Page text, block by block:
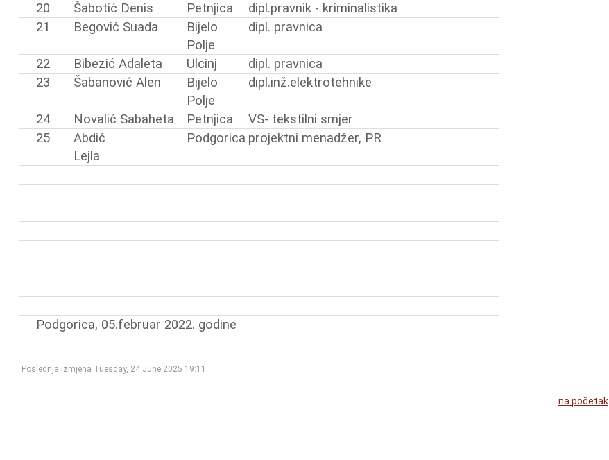
20
Šabotić Denis Petnjica
dipl.pravnik - kriminalistika
21
Begović Suada
Bijelo
Polje
dipl. pravnica
22 Bibezić Adaleta Ulcinj
dipl. pravnica
23
Šabanović Alen
Bijelo
Polje
dipl.inž.elektrotehnike
24 Novalić Sabaheta Petnjica
VS- tekstilni smjer
25
Abdić
Lejla
Podgorica projektni menadžer, PR
Podgorica, 05.februar 2022. godine
Poslednja izmjena Tuesday, 24 June 2025 19:11
na početak